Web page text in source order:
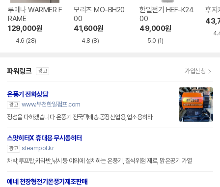
루메나 WARMER F
RAME
129,000원
4.6 (28)
모리츠 MO-BH20
00
41,600원
4.8 (8)
한일전기 HEF-K24
00
49,000원
5.0 (1)
후지
파워링크 광고 가입신청
온풍기 전화상담
광고 www.부천한일펌프.com
정성을 다하겠습니다 온풍기 전국택배송.공장산업용,업소용히타
스팟히터X 휴대용 무시동히터
광고 steampot.kr
차박,루프탑,카라반,낚시등 야외에 설치하는 온풍기, 질식위험 제로, 맑은공기 가열
예네 천장형전기온풍기제조판매